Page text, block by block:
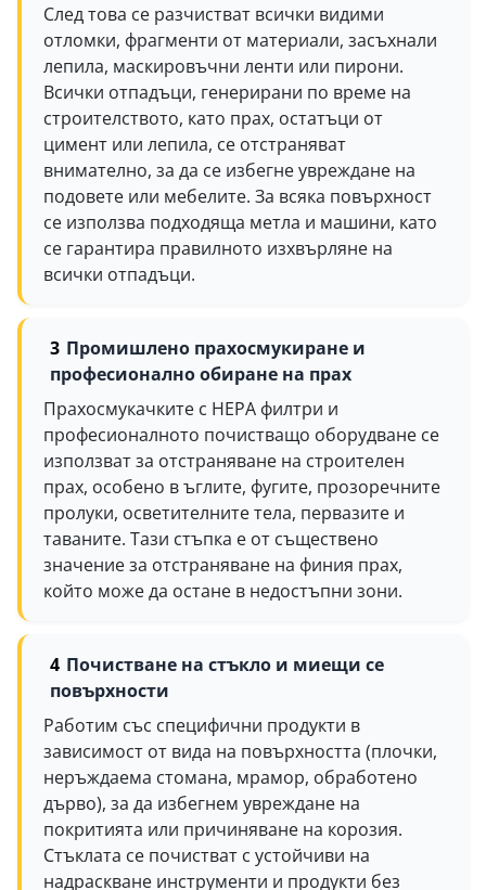
След това се разчистват всички видими
отломки, фрагменти от материали, засъхнали
лепила, маскировъчни ленти или пирони.
Всички отпадъци, генерирани по време на
строителството, като прах, остатъци от
цимент или лепила, се отстраняват
внимателно, за да се избегне увреждане на
подовете или мебелите. За всяка повърхност
се използва подходяща метла и машини, като
се гарантира правилното изхвърляне на
всички отпадъци.
Промишлено прахосмукиране и
професионално обиране на прах
Прахосмукачките с HEPA филтри и
професионалното почистващо оборудване се
използват за отстраняване на строителен
прах, особено в ъглите, фугите, прозоречните
пролуки, осветителните тела, первазите и
таваните. Тази стъпка е от съществено
значение за отстраняване на финия прах,
който може да остане в недостъпни зони.
Почистване на стъкло и миещи се
повърхности
Работим със специфични продукти в
зависимост от вида на повърхността (плочки,
неръждаема стомана, мрамор, обработено
дърво), за да избегнем увреждане на
покритията или причиняване на корозия.
Стъклата се почистват с устойчиви на
надраскване инструменти и продукти без